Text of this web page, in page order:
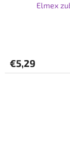
Elmex
€5,29